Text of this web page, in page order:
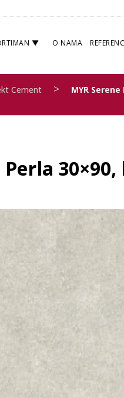
O NAMA
Cement >
MYR Serene
Perla